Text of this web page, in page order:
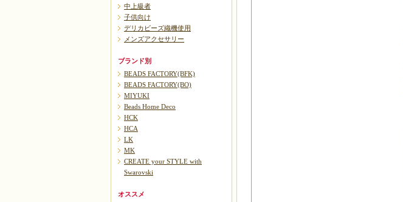
中上級者
子供向け
デリカビーズ織機使用
メンズアクセサリー
ブランド別
BEADS FACTORY(BFK)
BEADS FACTORY(BO)
MIYUKI
Beads Home Deco
HCK
HCA
LK
MK
CREATE your STYLE with
Swarovski
オススメ